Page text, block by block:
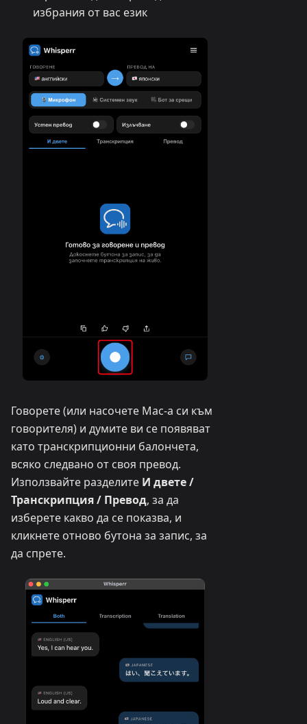
избрания от вас език
Говорете (или насочете Mac-а си към
говорителя) и думите ви се появяват
като транскрипционни балончета,
всяко следвано от своя превод.
Използвайте разделите И двете /
Транскрипция / Превод, за да
изберете какво да се показва, и
кликнете отново бутона за запис, за
да спрете.